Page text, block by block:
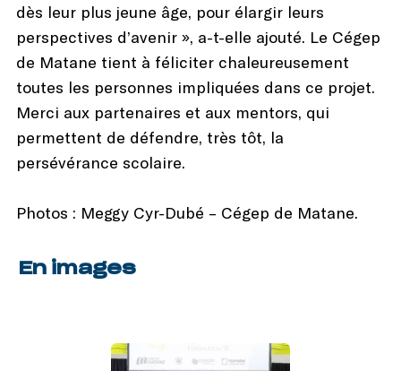
dès leur plus jeune âge, pour élargir leurs
perspectives d’avenir », a-t-elle ajouté. Le Cégep
de Matane tient à féliciter chaleureusement
toutes les personnes impliquées dans ce projet.
Merci aux partenaires et aux mentors, qui
permettent de défendre, très tôt, la
persévérance scolaire.
Photos : Meggy Cyr-Dubé – Cégep de Matane.
En images